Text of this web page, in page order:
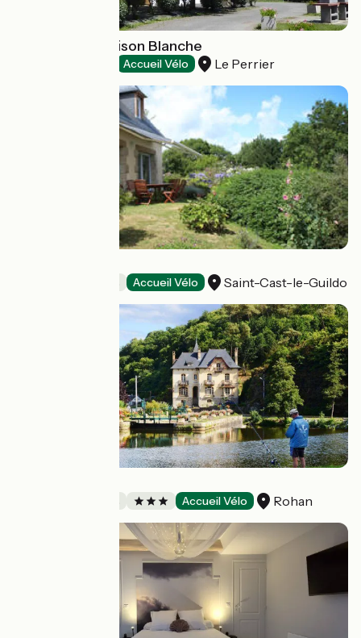
Camping La Maison Blanche
Accueil Vélo Le Perrier
Accueil Vélo Saint-Cast-le-Guildo
Accueil Vélo Rohan